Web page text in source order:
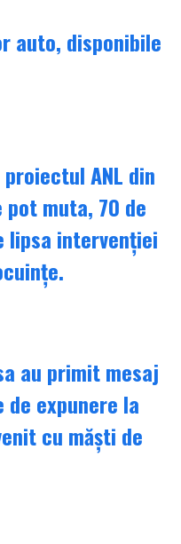
auto, disponibile
ANL din
muta, 70 de
lipsa intervenției
au primit mesaj
de expunere la
cu măști de